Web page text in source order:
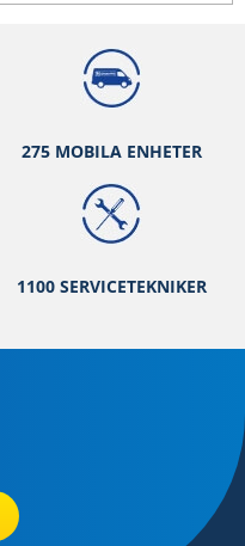
275 MOBILA ENHETER
1100 SERVICETEKNIKER